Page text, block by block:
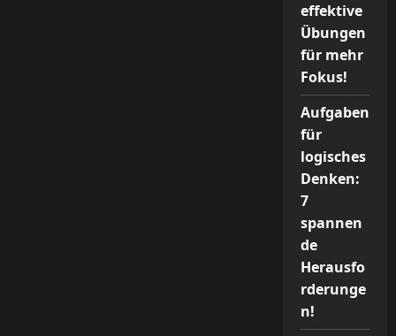
effektive
Übungen
für mehr
Fokus!
Aufgaben
für
logisches
Denken:
7
spannen
de
Herausfo
rderunge
n!